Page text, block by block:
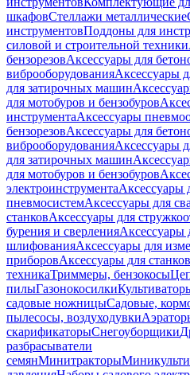
шкафовСтеллажи металлические
инструментовПоддоны для
силовой и строительной техники
бензорезовАксессуары для
виброоборудованияАксессуары
для затирочных машин
для мотобуров и бензобуров
инструментаАксессуары
бензорезовАксессуары для
виброоборудованияАксессуары
для затирочных машин
для мотобуров и бензобуров
электроинструментаАксессуары
пневмосистемАксессуары для
станковАксессуары для
бурения и сверленияАксессуары
шлифованияАксессуары для
приборовАксессуары для станков
техникаТриммеры, бензокосы
пилыГазонокосилки
садовые ножницыСадовые,
пылесосы, воздуходувки
скарификаторыСнегоуборщики
разбрасыватели
семянМинитракторы